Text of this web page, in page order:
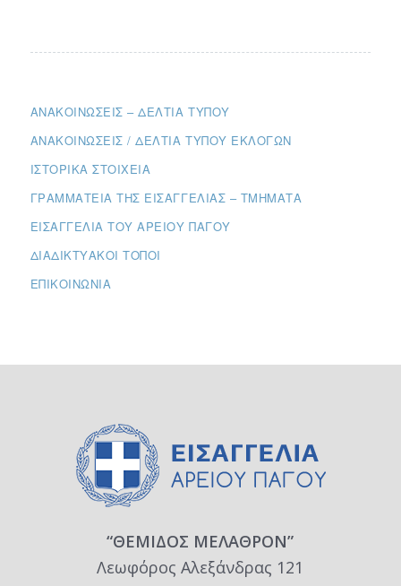
ΑΝΑΚΟΙΝΏΣΕΙΣ – ΔΕΛΤΊΑ ΤΎΠΟΥ
ΑΝΑΚΟΙΝΏΣΕΙΣ / ΔΕΛΤΊΑ ΤΎΠΟΥ ΕΚΛΟΓΏΝ
ΙΣΤΟΡΙΚΆ ΣΤΟΙΧΕΊΑ
ΓΡΑΜΜΑΤΕΊΑ ΤΗΣ ΕΙΣΑΓΓΕΛΊΑΣ – ΤΜΉΜΑΤΑ
ΕΙΣΑΓΓΕΛΊΑ ΤΟΥ ΑΡΕΊΟΥ ΠΆΓΟΥ
ΔΙΑΔΙΚΤΥΑΚΟΊ ΤΌΠΟΙ
ΕΠΙΚΟΙΝΩΝΊΑ
“ΘΕΜΙΔΟΣ ΜΕΛΑΘΡΟΝ”
Λεωφόρος Αλεξάνδρας 121